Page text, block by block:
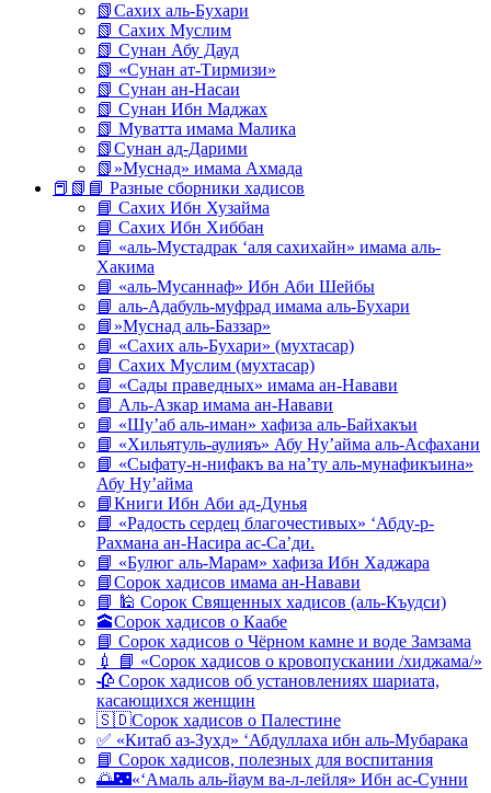
📗Сахих аль-Бухари
📗 Сахих Муслим
📗 Сунан Абу Дауд
📗 «Сунан ат-Тирмизи»
📗 Сунан ан-Насаи
📗 Сунан Ибн Маджах
📗 Муватта имама Малика
📗Сунан ад-Дарими
📗»Муснад» имама Ахмада
📕📗📘 Разные сборники хадисов
📘 Сахих Ибн Хузайма
📘 Сахих Ибн Хиббан
📘 «аль-Мустадрак ‘аля сахихайн» имама аль-
Хакима
📘 «аль-Мусаннаф» Ибн Аби Шейбы
📘 аль-Адабуль-муфрад имама аль-Бухари
📘»Муснад аль-Баззар»
📘 «Сахих аль-Бухари» (мухтасар)
📘 Сахих Муслим (мухтасар)
📘 «Сады праведных» имама ан-Навави
📘 Аль-Азкар имама ан-Навави
📘 «Шу’аб аль-иман» хафиза аль-Байхакъи
📘 «Хильятуль-аулияъ» Абу Ну’айма аль-Асфахани
📘 «Сыфату-н-нифакъ ва на’ту аль-мунафикъина»
Абу Ну’айма
📘Книги Ибн Аби ад-Дунья
📘 «Радость сердец благочестивых» ‘Абду-р-
Рахмана ан-Насира ас-Са’ди.
📘 «Булюг аль-Марам» хафиза Ибн Хаджара
📘Сорок хадисов имама ан-Навави
📘 🕌 Сорок Священных хадисов (аль-Къудси)
🕋Сорок хадисов о Каабе
📘 Сорок хадисов о Чёрном камне и воде Замзама
💉 📘 «Сорок хадисов о кровопускании /хиджама/»
🥀 Сорок хадисов об установлениях шариата,
касающихся женщин
🇸🇩Сорок хадисов о Палестине
✅ «Китаб аз-Зухд» ‘Абдуллаха ибн аль-Мубарака
📘 Сорок хадисов, полезных для воспитания
🌅🌃«‘Амаль аль-йаум ва-л-лейля» Ибн ас-Сунни